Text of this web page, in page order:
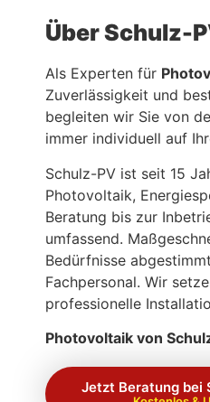
Über Schulz-
Als Experten für
Zuverlässigkeit und
begleiten wir Sie von
immer individuell auf
Schulz-PV ist seit 15
Photovoltaik,
Beratung bis zur
umfassend.
Bedürfnisse
Fachpersonal. Wir
professionelle
Photovoltaik von
Jetzt Beratung bei